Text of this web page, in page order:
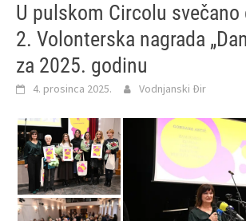
U pulskom Circolu
2. Volonterska nagrada
za 2025. godinu
4. prosinca 2025. Vodnjanski Đir